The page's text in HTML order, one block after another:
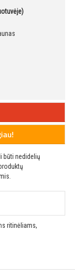
būti nedidelių
ritinėliams,